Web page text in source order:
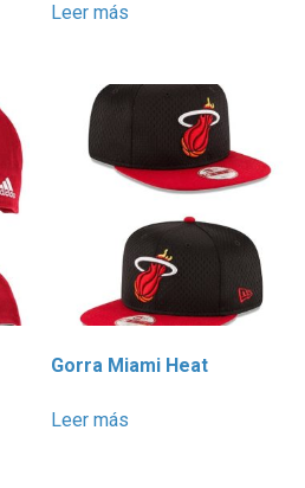
Leer más
Gorra Miami Heat
Leer más